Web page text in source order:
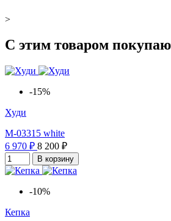
>
С этим товаром
-15%
Худи
M-03315 white
6 970 ₽ 8 200 ₽
В корзину
-10%
Кепка